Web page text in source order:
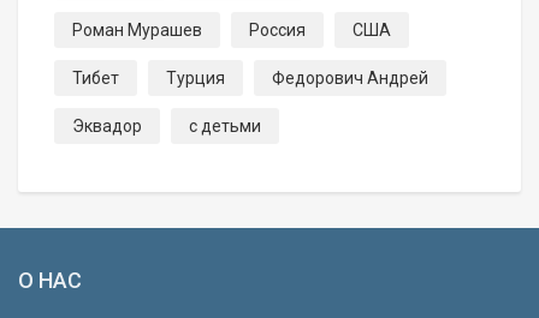
Роман Мурашев Россия США
Тибет Турция Федорович Андрей
Эквадор с детьми
О НАС